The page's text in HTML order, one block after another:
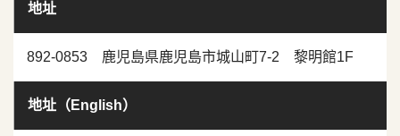
地址
892-0853 鹿児島県鹿児島市城山町7-2 黎明館1F
地址（English）